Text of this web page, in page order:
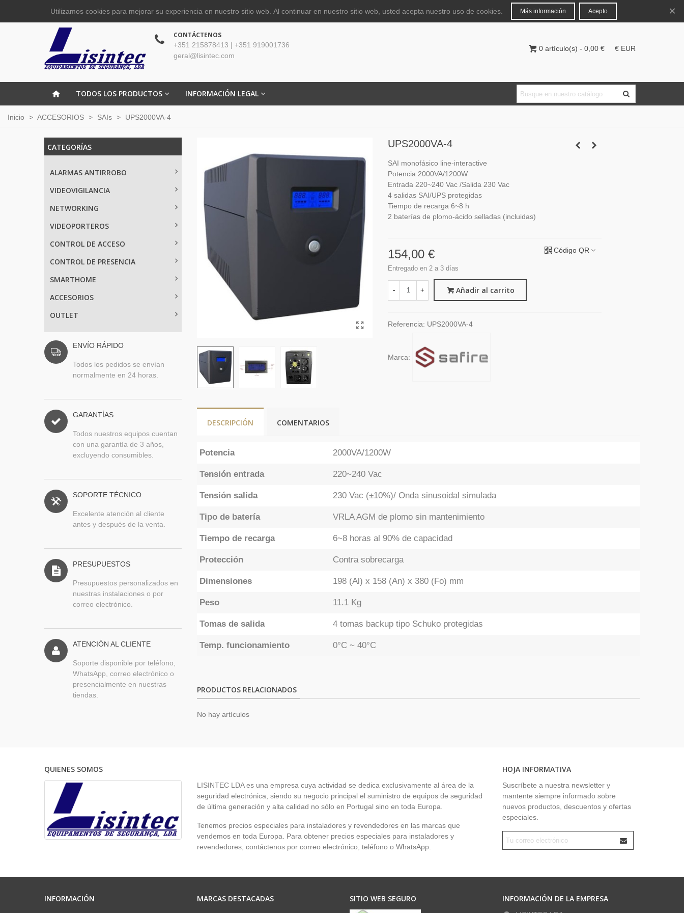
Español Iniciar sesión
CONTÁCTENOS
+351 215878413 | +351 919001736
geral@lisintec.com
0 artículo(s) - 0,00 € € EUR
TODOS LOS PRODUCTOS INFORMACIÓN LEGAL
Inicio > ACCESORIOS > SAIs > UPS2000VA-4
CATEGORÍAS
ALARMAS ANTIRROBO
VIDEOVIGILANCIA
NETWORKING
VIDEOPORTEROS
CONTROL DE ACCESO
CONTROL DE PRESENCIA
SMARTHOME
ACCESORIOS
OUTLET
ENVÍO RÁPIDO
Todos los pedidos se envían
normalmente en 24 horas.
GARANTÍAS
Todos nuestros equipos cuentan
con una garantía de 3 años,
excluyendo consumibles.
SOPORTE TÉCNICO
Excelente atención al cliente
antes y después de la venta.
PRESUPUESTOS
Presupuestos personalizados en
nuestras instalaciones o por
correo electrónico.
ATENCIÓN AL CLIENTE
Soporte disponible por teléfono,
WhatsApp, correo electrónico o
presencialmente en nuestras
tiendas.
UPS2000VA-4
SAI monofásico line-interactive
Potencia 2000VA/1200W
Entrada 220~240 Vac /Salida 230 Vac
4 salidas SAI/UPS protegidas
Tiempo de recarga 6~8 h
2 baterías de plomo-ácido selladas (incluidas)
154,00 €
Entregado en 2 a 3 días
Código QR
- + Añadir al carrito
Referencia: UPS2000VA-4
Marca:
DESCRIPCIÓN COMENTARIOS
Potencia 2000VA/1200W
Tensión entrada 220~240 Vac
Tensión salida 230 Vac (±10%)/ Onda sinusoidal simulada
Tipo de batería VRLA AGM de plomo sin mantenimiento
Tiempo de recarga 6~8 horas al 90% de capacidad
Protección Contra sobrecarga
Dimensiones 198 (Al) x 158 (An) x 380 (Fo) mm
Peso 11.1 Kg
Tomas de salida 4 tomas backup tipo Schuko protegidas
Temp. funcionamiento 0°C ~ 40°C
PRODUCTOS RELACIONADOS
No hay artículos
QUIENES SOMOS
LISINTEC LDA es una empresa cuya actividad se dedica exclusivamente al área de la
seguridad electrónica, siendo su negocio principal el suministro de equipos de seguridad
de última generación y alta calidad no sólo en Portugal sino en toda Europa.
Tenemos precios especiales para instaladores y revendedores en las marcas que
vendemos en toda Europa. Para obtener precios especiales para instaladores y
revendedores, contáctenos por correo electrónico, teléfono o WhatsApp.
HOJA INFORMATIVA
Suscríbete a nuestra newsletter y
mantente siempre informado sobre
nuevos productos, descuentos y ofertas
especiales.
INFORMACIÓN MARCAS DESTACADAS SITIO WEB SEGURO INFORMACIÓN DE LA EMPRESA
Utilizamos cookies para mejorar su experiencia en nuestro sitio web. Al continuar en nuestro sitio web, usted acepta nuestro uso de cookies. Más información Acepto ×